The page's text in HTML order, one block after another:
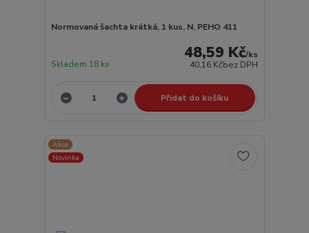
Normovaná šachta krátká, 1 kus, N, PEHO 411
48,59 Kč/ks
40,16 Kčbez DPH
Skladem 18 ks
Přidat do košíku
Akce
Novinka